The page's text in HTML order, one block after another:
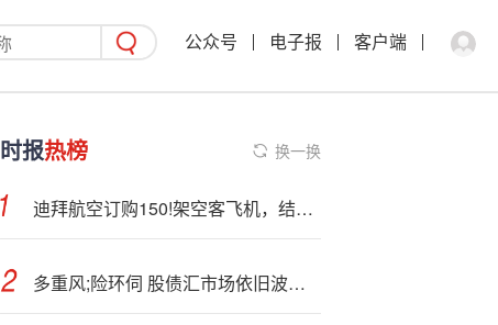
公众号 电子报 客户端
时报热榜 换一换
迪拜航空订购150!架空客飞机，结束了波音公司的独家合作关系
多重风;险环伺 股债汇市场依旧波澜不惊 波动率指标齐探年内低点